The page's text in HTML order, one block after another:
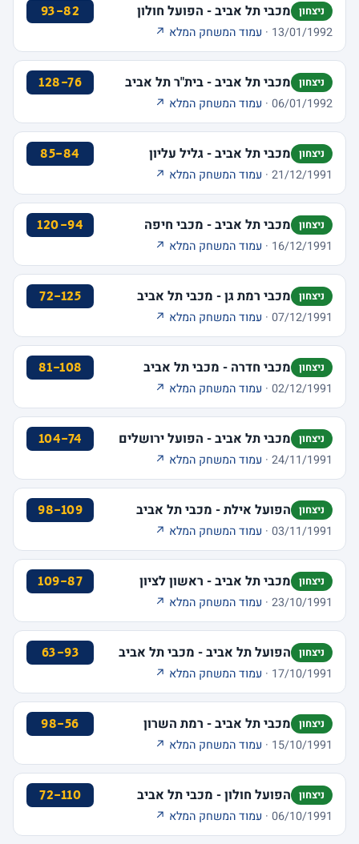
ניצחון מכבי תל אביב - הפועל חולון 93-82
13/01/1992 · עמוד המשחק המלא ↗
ניצחון מכבי תל אביב - בית"ר תל אביב 128-76
06/01/1992 · עמוד המשחק המלא ↗
ניצחון מכבי תל אביב - גליל עליון 85-84
21/12/1991 · עמוד המשחק המלא ↗
ניצחון מכבי תל אביב - מכבי חיפה 120-94
16/12/1991 · עמוד המשחק המלא ↗
ניצחון מכבי רמת גן - מכבי תל אביב 72-125
07/12/1991 · עמוד המשחק המלא ↗
ניצחון מכבי חדרה - מכבי תל אביב 81-108
02/12/1991 · עמוד המשחק המלא ↗
ניצחון מכבי תל אביב - הפועל ירושלים 104-74
24/11/1991 · עמוד המשחק המלא ↗
ניצחון הפועל אילת - מכבי תל אביב 98-109
03/11/1991 · עמוד המשחק המלא ↗
ניצחון מכבי תל אביב - ראשון לציון 109-87
23/10/1991 · עמוד המשחק המלא ↗
ניצחון הפועל תל אביב - מכבי תל אביב 63-93
17/10/1991 · עמוד המשחק המלא ↗
ניצחון מכבי תל אביב - רמת השרון 98-56
15/10/1991 · עמוד המשחק המלא ↗
ניצחון הפועל חולון - מכבי תל אביב 72-110
06/10/1991 · עמוד המשחק המלא ↗